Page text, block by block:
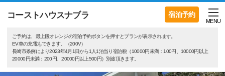
宿泊予約
コーストハウスナブラ
MENU
ご予約は、最上段オレンジの宿泊予約ボタンを押すとプランが表示されます。
EV車の充電もできます。（200V）
長崎市条例により2023年4月1日から1人1泊当り宿泊税（10000円未満：100円、10000円以上
20000円未満：200円、20000円以上500円）別途頂きます。